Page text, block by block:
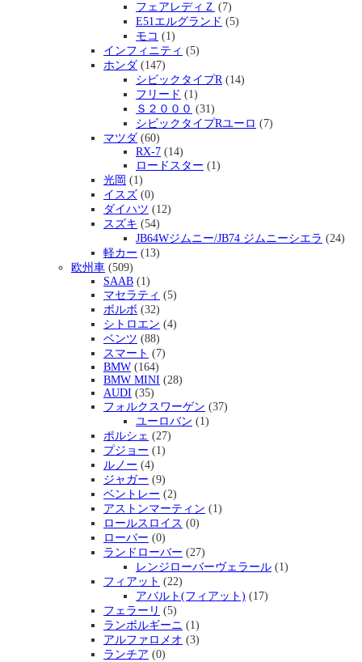
フェアレディＺ (7)
E51エルグランド (5)
モコ (1)
インフィニティ (5)
ホンダ (147)
シビックタイプR(14)
フリード (1)
Ｓ２０００ (31)
シビックタイプRユーロ (7)
マツダ (60)
RX-7 (14)
ロードスター (1)
光岡 (1)
イスズ (0)
ダイハツ (12)
スズキ (54)
JB64Wジムニー/JB74 ジムニーシエラ (24)
軽カー (13)
欧州車 (509)
SAAB (1)
マセラティ (5)
ボルボ (32)
シトロエン (4)
ベンツ (88)
スマート (7)
BMW (164)
BMW MINI (28)
AUDI (35)
フォルクスワーゲン (37)
ユーロバン (1)
ポルシェ (27)
プジョー (1)
ルノー (4)
ジャガー (9)
ベントレー (2)
アストンマーティン (1)
ロールスロイス (0)
ローバー (0)
ランドローバー (27)
レンジローバーヴェラール (1)
フィアット (22)
アバルト(フィアット) (17)
フェラーリ (5)
ランボルギーニ (1)
アルファロメオ (3)
ランチア (0)